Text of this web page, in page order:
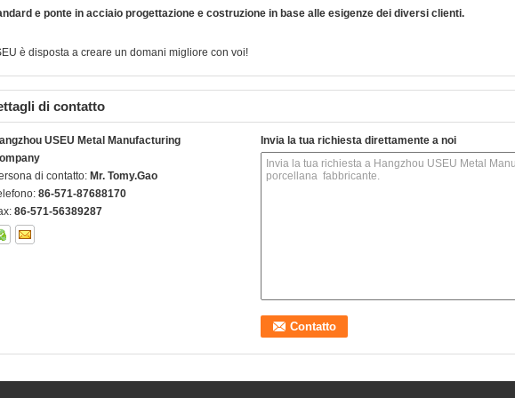
e ponte in acciaio progettazione e costruzione in base alle esigenze dei diversi clienti.
è disposta a creare un domani migliore con voi!
di contatto
USEU Metal Manufacturing
di contatto: Mr. Tomy.Gao
86-571-87688170
86-571-56389287
Invia la tua richiesta direttamente a noi